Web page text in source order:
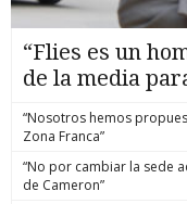
“Flies es un
de la media
“Nosotros hemos
Zona Franca”
“No por cambiar la sede
de Cameron”